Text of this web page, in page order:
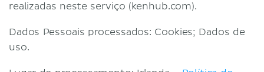
realizadas neste serviço (kenhub.com).
Dados Pessoais processados: Cookies; Dados de
uso.